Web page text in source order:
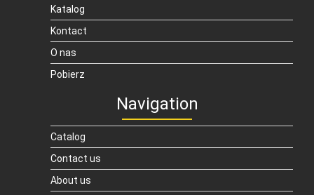
Katalog
Kontact
O nas
Pobierz
Navigation
Catalog
Contact us
About us